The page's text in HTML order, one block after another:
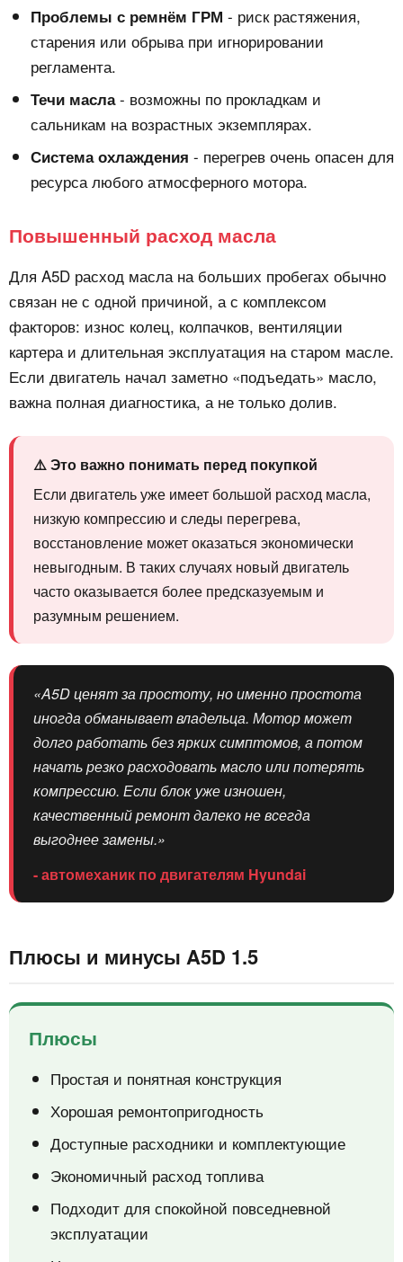
Проблемы с ремнём ГРМ - риск растяжения,
старения или обрыва при игнорировании
регламента.
Течи масла- возможны по прокладкам и
сальникам на возрастных экземплярах.
Система охлаждения - перегрев очень опасен для
ресурса любого атмосферного мотора.
Повышенный расход масла
Для A5D расход масла на больших пробегах обычно
связан не с одной причиной, а с комплексом
факторов: износ колец, колпачков, вентиляции
картера и длительная эксплуатация на старом масле.
Если двигатель начал заметно «подъедать» масло,
важна полная диагностика, а не только долив.
⚠️ Это важно понимать перед покупкой
Если двигатель уже имеет большой расход масла,
низкую компрессию и следы перегрева,
восстановление может оказаться экономически
невыгодным. В таких случаях новый двигатель
часто оказывается более предсказуемым и
разумным решением.
«A5D ценят за простоту, но именно простота
иногда обманывает владельца. Мотор может
долго работать без ярких симптомов, а потом
начать резко расходовать масло или потерять
компрессию. Если блок уже изношен,
качественный ремонт далеко не всегда
выгоднее замены.»
- автомеханик по двигателям Hyundai
Плюсы и минусы A5D 1.5
Плюсы
Простая и понятная конструкция
Хорошая ремонтопригодность
Доступные расходники и комплектующие
Экономичный расход топлива
Подходит для спокойной повседневной
эксплуатации